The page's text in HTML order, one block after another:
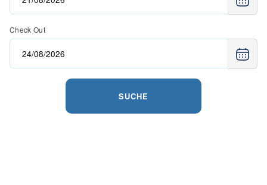
Check Out
SUCHE